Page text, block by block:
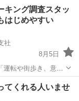
ング調査スタッ
はじめやすい
社
8月5日
転や街歩き、意外
き状況 🔸設備 など
てくれる人いませ